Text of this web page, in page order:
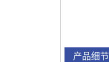
产品细节